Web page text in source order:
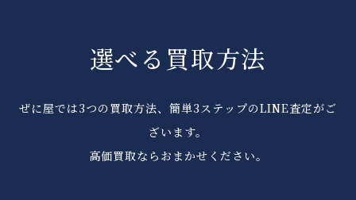
選べる買取方法
ぜに屋では3つの買取方法、簡単3ステップのLINE査定がご
ざいます。
高価買取ならおまかせください。